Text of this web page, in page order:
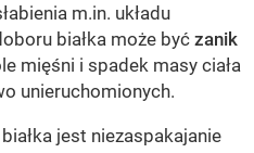
m.in. układu
białka może być zanik
mięśni i spadek masy ciała
unieruchomionych.
jest niezaspakajanie